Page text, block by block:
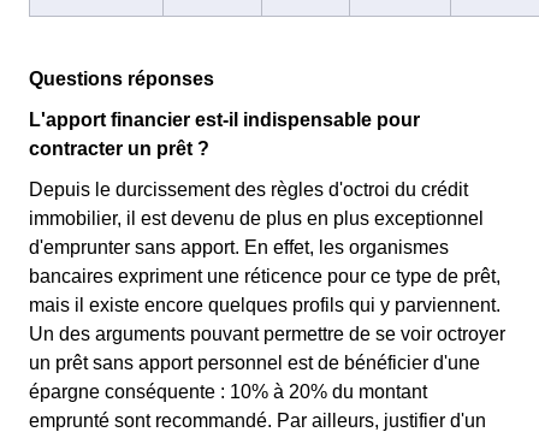
Questions réponses
L'apport financier est-il indispensable pour
contracter un prêt ?
Depuis le durcissement des règles d'octroi du crédit
immobilier, il est devenu de plus en plus exceptionnel
d'emprunter sans apport. En effet, les organismes
bancaires expriment une réticence pour ce type de prêt,
mais il existe encore quelques profils qui y parviennent.
Un des arguments pouvant permettre de se voir octroyer
un prêt sans apport personnel est de bénéficier d'une
épargne conséquente : 10% à 20% du montant
emprunté sont recommandé. Par ailleurs, justifier d'un